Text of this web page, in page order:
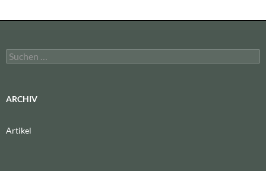
Suchen
nach:
ARCHIV
Artikel